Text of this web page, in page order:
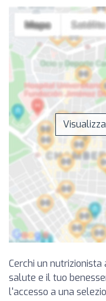
Cerchi un
salute e il tuo
l'accesso a una